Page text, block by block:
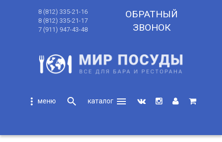
8 (812) 335-21-16
8 (812) 335-21-17
7 (911) 947-43-48
ОБРАТНЫЙ
ЗВОНОК
more_vert search
menu